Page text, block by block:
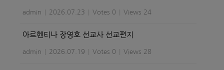
admin 2026.07.23 Votes 0 Views 24
아르헨티나 장영호 선교사 선교편지
admin 2026.07.19 Votes 0 Views 28